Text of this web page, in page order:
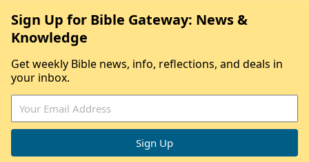
Sign Up for Bible Gateway: News &
Knowledge
Get weekly Bible news, info, reflections, and deals in
your inbox.